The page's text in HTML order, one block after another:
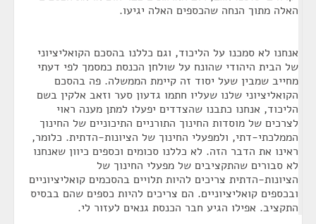
האלה מתוך הנחה שהכספים האלה יגיעו.
אנחנו לא סמכנו על הליכוד, וגם כללנו בהסכם הקואליציוני
של הבית היהודי שהונח על שולחן הכנסת כמסמך לפי דעתי
מחייב שמבין שעל יסוד זה קיימת הממשלה. פה בהסכם
הקואליציוני שלנו שעליו חתמו גדעון סער וזאב אלקין בשם
הליכוד, אנחנו כתבנו שהצדדים יפעלו למתן מענה ראוי
לצרכים של מוסדות החינוך התורניים התיכוניים של החינוך
הממלכתי-דתי, ולמפעלי החינוך של הציונות-הדתית. כלומר,
ראינו את הדבר הזה. לא כללנו סכומים וכספים כיוון שאנחנו
לא סבורים שהתקציבים של מפעלי החינוך של
הציונות-הדתית צריכים להיות תלויים בהסכמים קואליציוניים
ובכספים קואליציוניים. הם צריכים להיות כספים שהם בבסיס
התקציב. אפילו הגיע חבר הכנסת גנאים לעזור לי.